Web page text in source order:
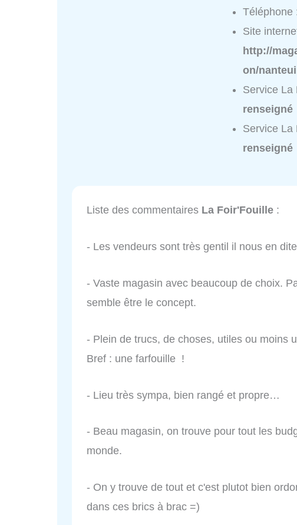
Site
http://
on/
Service La
renseigné
Service La
renseigné
Liste des commentaires La Foir'Fouille :
- Les vendeurs sont très gentil il nous en
- Vaste magasin avec beaucoup de choix.
semble être le concept.
- Plein de trucs, de choses, utiles ou moins
Bref : une farfouille !
- Lieu très sympa, bien rangé et propre…
- Beau magasin, on trouve pour tout les
monde.
- On y trouve de tout et c'est plutot bien
dans ces brics à brac =)